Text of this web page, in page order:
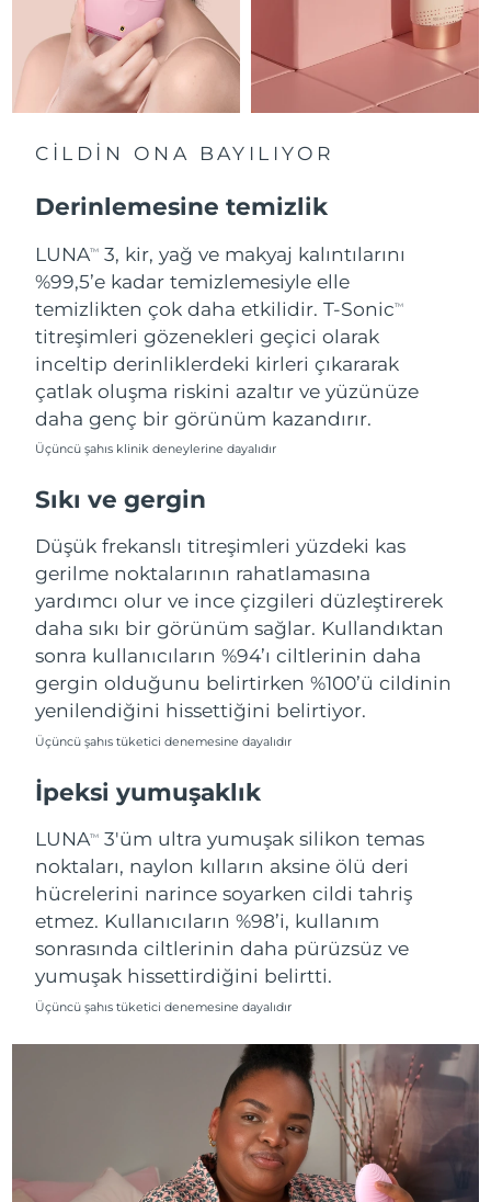
CİLDİN ONA BAYILIYOR
Derinlemesine temizlik
LUNATM
3, kir, yağ ve makyaj kalıntılarını
%99,5’e kadar temizlemesiyle elle
temizlikten çok daha etkilidir. T-SonicTM
titreşimleri gözenekleri geçici olarak
inceltip derinliklerdeki kirleri çıkararak
çatlak oluşma riskini azaltır ve yüzünüze
daha genç bir görünüm kazandırır.
Üçüncü şahıs klinik deneylerine dayalıdır
Sıkı ve gergin
Düşük frekanslı titreşimleri yüzdeki kas
gerilme noktalarının rahatlamasına
yardımcı olur ve ince çizgileri düzleştirerek
daha sıkı bir görünüm sağlar. Kullandıktan
sonra kullanıcıların %94’ı ciltlerinin daha
gergin olduğunu belirtirken %100’ü cildinin
yenilendiğini hissettiğini belirtiyor.
Üçüncü şahıs tüketici denemesine dayalıdır
İpeksi yumuşaklık
LUNATM
3'üm ultra yumuşak silikon temas
noktaları, naylon kılların aksine ölü deri
hücrelerini narince soyarken cildi tahriş
etmez. Kullanıcıların %98’i, kullanım
sonrasında ciltlerinin daha pürüzsüz ve
yumuşak hissettirdiğini belirtti.
Üçüncü şahıs tüketici denemesine dayalıdır
Hollanda
Tahmini teslim tarihi
08/08/2026
Yeni Zelanda
Tahmini teslim tarihi
Umman
11/08/2026
Filipinler
Tahmini teslim tarihi
11/08/2026
Polonya
Tahmini teslim tarihi
09/08/2026
Portekiz
Tahmini teslim tarihi
Porto Riko
Katar
Reunion
Tahmini teslim tarihi
13/08/2026
Romanya
Tahmini teslim tarihi
Suudi Arabistan
09/08/2026
Singapur
Tahmini teslim tarihi
10/08/2026
Slovakya
Tahmini teslim tarihi
08/08/2026
Tahmini teslim tarihi
16/08/2026
Güney Kore
Tahmini teslim tarihi
10/08/2026